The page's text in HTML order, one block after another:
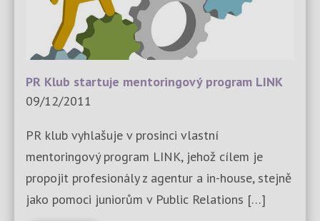
PR Klub startuje mentoringový program LINK
09/12/2011
PR klub vyhlašuje v prosinci vlastní
mentoringový program LINK, jehož cílem je
propojit profesionály z agentur a in-house, stejně
jako pomoci juniorům v Public Relations […]